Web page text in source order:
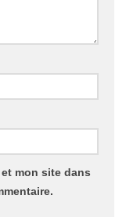
mon site dans